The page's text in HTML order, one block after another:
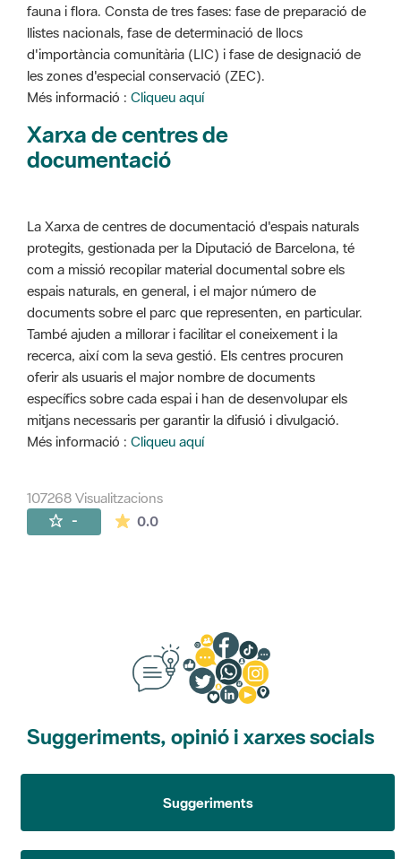
fauna i flora. Consta de tres fases: fase de preparació de
llistes nacionals, fase de determinació de llocs
d'importància comunitària (LIC) i fase de designació de
les zones d'especial conservació (ZEC).
Més informació : Cliqueu aquí
Xarxa de centres de
documentació
La Xarxa de centres de documentació d'espais naturals
protegits, gestionada per la Diputació de Barcelona, té
com a missió recopilar material documental sobre els
espais naturals, en general, i el major número de
documents sobre el parc que representen, en particular.
També ajuden a millorar i facilitar el coneixement i la
recerca, així com la seva gestió. Els centres procuren
oferir als usuaris el major nombre de documents
específics sobre cada espai i han de desenvolupar els
mitjans necessaris per garantir la difusió i divulgació.
Més informació : Cliqueu aquí
107268 Visualitzacions
- 0.0La mitjana de les valoracions és de 0
Suggeriments, opinió i xarxes socials
Suggeriments